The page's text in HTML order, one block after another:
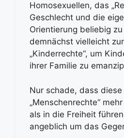
Homosexuellen, das
Geschlecht und die
Orientierung beliebig
demnächst vielleicht
„Kinderrechte“, um
ihrer Familie zu
Nur schade, dass diese
„Menschenrechte“
als in die Freiheit
angeblich um das